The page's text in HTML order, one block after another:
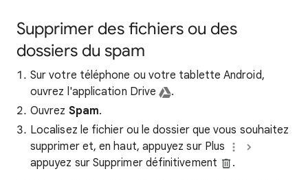
Supprimer des fichiers ou des
dossiers du spam
Sur votre téléphone ou votre tablette Android,
ouvrez l'application Drive
.
Ouvrez Spam.
Localisez le fichier ou le dossier que vous souhaitez
supprimer et, en haut, appuyez sur Plus
appuyez sur Supprimer définitivement
.